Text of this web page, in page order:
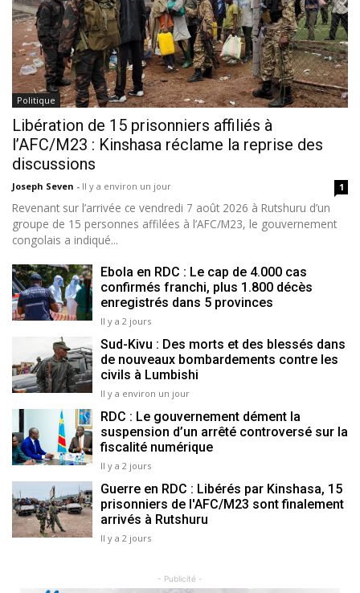
Politique
Libération de 15 prisonniers affiliés à
l’AFC/M23 : Kinshasa réclame la reprise des
discussions
Joseph Seven - Il y a environ un jour 1
Revenant sur l’arrivée ce vendredi 7 août 2026 à Rutshuru d’un
groupe de 15 personnes affilées à l’AFC/M23, le gouvernement
congolais a indiqué...
Ebola en RDC : Le cap de 4.000 cas
confirmés franchi, plus 1.800 décès
enregistrés dans 5 provinces
Il y a 2 jours
Sud-Kivu : Des morts et des blessés dans
de nouveaux bombardements contre les
civils à Lumbishi
Il y a environ un jour
RDC : Le gouvernement dément la
suspension d’un arrêté controversé sur la
fiscalité numérique
Il y a 2 jours
Guerre en RDC : Libérés par Kinshasa, 15
prisonniers de l'AFC/M23 sont finalement
arrivés à Rutshuru
Il y a 2 jours
- Publicité -